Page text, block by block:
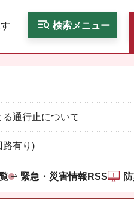
検索メニュー
通行止について
路有り)
緊急・災害情報RSS